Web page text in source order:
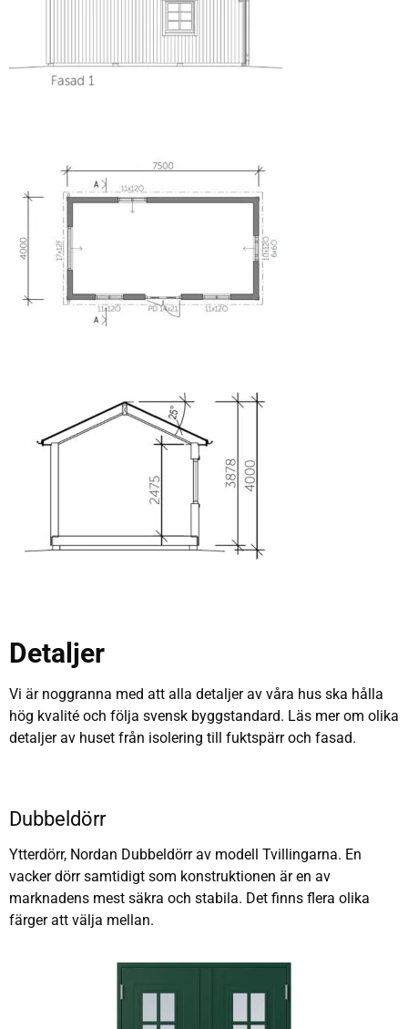
Detaljer
Vi är noggranna med att alla detaljer av våra hus ska hålla
hög kvalité och följa svensk byggstandard. Läs mer om olika
detaljer av huset från isolering till fuktspärr och fasad.
Dubbeldörr
Ytterdörr, Nordan Dubbeldörr av modell Tvillingarna. En
vacker dörr samtidigt som konstruktionen är en av
marknadens mest säkra och stabila. Det finns flera olika
färger att välja mellan.